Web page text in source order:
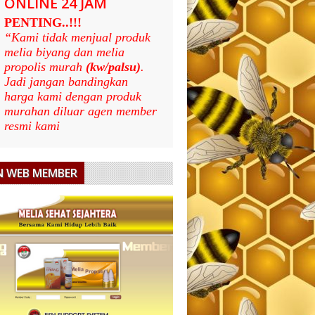
PENTING..!!!
“Kami tidak menjual produk
melia biyang dan melia
propolis murah (kw/palsu).
Jadi jangan bandingkan
harga kami dengan produk
murahan diluar agen member
resmi kami
WEB MEMBER